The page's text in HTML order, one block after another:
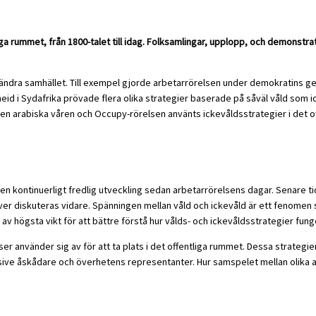
rummet, från 1800-talet till idag. Folksamlingar, upplopp, och
samhället. Till exempel gjorde arbetarrörelsen under demokratins
i Sydafrika prövade flera olika strategier baserade på såväl våld
arabiska våren och Occupy-rörelsen använts ickevåldsstrategier i
kontinuerligt fredlig utveckling sedan arbetarrörelsens dagar. Senare
diskuteras vidare. Spänningen mellan våld och ickevåld är ett
högsta vikt för att bättre förstå hur vålds- och ickevåldsstrategier
använder sig av för att ta plats i det offentliga rummet. Dessa
åskådare och överhetens representanter. Hur samspelet mellan